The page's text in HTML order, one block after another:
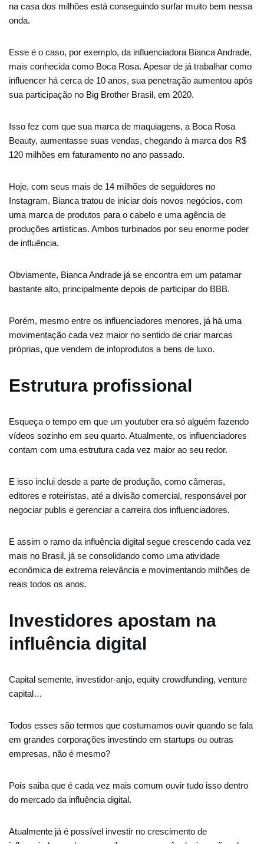
na casa dos milhões está conseguindo surfar muito bem nessa
onda.
Esse é o caso, por exemplo, da influenciadora Bianca Andrade,
mais conhecida como Boca Rosa. Apesar de já trabalhar como
influencer há cerca de 10 anos, sua penetração aumentou após
sua participação no Big Brother Brasil, em 2020.
Isso fez com que sua marca de maquiagens, a Boca Rosa
Beauty, aumentasse suas vendas, chegando à marca dos R$
120 milhões em faturamento no ano passado.
Hoje, com seus mais de 14 milhões de seguidores no
Instagram, Bianca tratou de iniciar dois novos negócios, com
uma marca de produtos para o cabelo e uma agência de
produções artísticas. Ambos turbinados por seu enorme poder
de influência.
Obviamente, Bianca Andrade já se encontra em um patamar
bastante alto, principalmente depois de participar do BBB.
Porém, mesmo entre os influenciadores menores, já há uma
movimentação cada vez maior no sentido de criar marcas
próprias, que vendem de infoprodutos a bens de luxo.
Estrutura profissional
Esqueça o tempo em que um youtuber era só alguém fazendo
vídeos sozinho em seu quarto. Atualmente, os influenciadores
contam com uma estrutura cada vez maior ao seu redor.
E isso inclui desde a parte de produção, como câmeras,
editores e roteiristas, até a divisão comercial, responsável por
negociar publis e gerenciar a carreira dos influenciadores.
E assim o ramo da influência digital segue crescendo cada vez
mais no Brasil, já se consolidando como uma atividade
econômica de extrema relevância e movimentando milhões de
reais todos os anos.
Investidores apostam na
influência digital
Capital semente, investidor-anjo, equity crowdfunding, venture
capital…
Todos esses são termos que costumamos ouvir quando se fala
em grandes corporações investindo em startups ou outras
empresas, não é mesmo?
Pois saiba que é cada vez mais comum ouvir tudo isso dentro
do mercado da influência digital.
Atualmente já é possível investir no crescimento de